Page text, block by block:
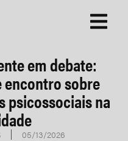
em debate:
sobre
psicossociais na
05/13/2026